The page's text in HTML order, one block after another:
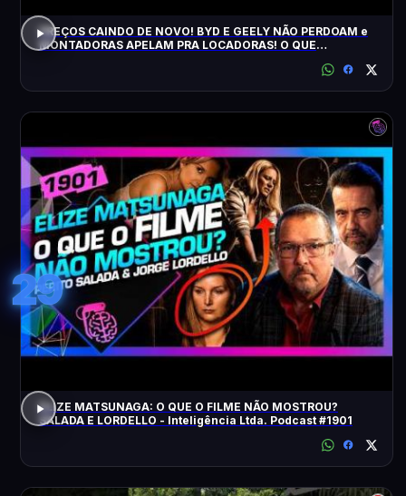
PREÇOS CAINDO DE NOVO! BYD E GEELY NÃO PERDOAM e
MONTADORAS APELAM PRA LOCADORAS! O QUE
29
ELIZE MATSUNAGA: O QUE O FILME NÃO MOSTROU?
SALADA E LORDELLO - Inteligência Ltda. Podcast #1901